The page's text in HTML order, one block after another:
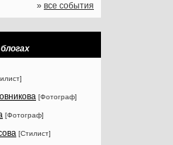
» все события
[Фотограф]
[Фотограф]
[Стилист]